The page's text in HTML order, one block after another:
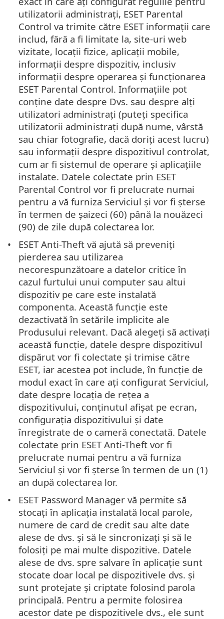
utilizatorii administrați, ESET Parental
Control va trimite către ESET informații care
includ, fără a fi limitate la, site-uri web
vizitate, locații fizice, aplicații mobile,
informații despre dispozitiv, inclusiv
informații despre operarea și funcționarea
ESET Parental Control. Informațiile pot
conține date despre Dvs. sau despre alți
utilizatori administrați (puteți specifica
utilizatorii administrați după nume, vârstă
sau chiar fotografie, dacă doriți acest lucru)
sau informații despre dispozitivul controlat,
cum ar fi sistemul de operare și aplicațiile
instalate. Datele colectate prin ESET
Parental Control vor fi prelucrate numai
pentru a vă furniza Serviciul și vor fi șterse
în termen de șaizeci (60) până la nouăzeci
(90) de zile după colectarea lor.
ESET Anti-Theft vă ajută să preveniți
pierderea sau utilizarea
necorespunzătoare a datelor critice în
cazul furtului unui computer sau altui
dispozitiv pe care este instalată
componenta. Această funcție este
dezactivată în setările implicite ale
Produsului relevant. Dacă alegeți să activați
această funcție, datele despre dispozitivul
dispărut vor fi colectate și trimise către
ESET, iar acestea pot include, în funcție de
modul exact în care ați configurat Serviciul,
date despre locația de rețea a
dispozitivului, conținutul afișat pe ecran,
configurația dispozitivului și date
înregistrate de o cameră conectată. Datele
colectate prin ESET Anti-Theft vor fi
prelucrate numai pentru a vă furniza
Serviciul și vor fi șterse în termen de un (1)
an după colectarea lor.
ESET Password Manager vă permite să
stocați în aplicația instalată local parole,
numere de card de credit sau alte date
alese de dvs. și să le sincronizați și să le
folosiți pe mai multe dispozitive. Datele
alese de dvs. spre salvare în aplicație sunt
stocate doar local pe dispozitivele dvs. și
sunt protejate și criptate folosind parola
principală. Pentru a permite folosirea
acestor date pe dispozitivele dvs., ele sunt